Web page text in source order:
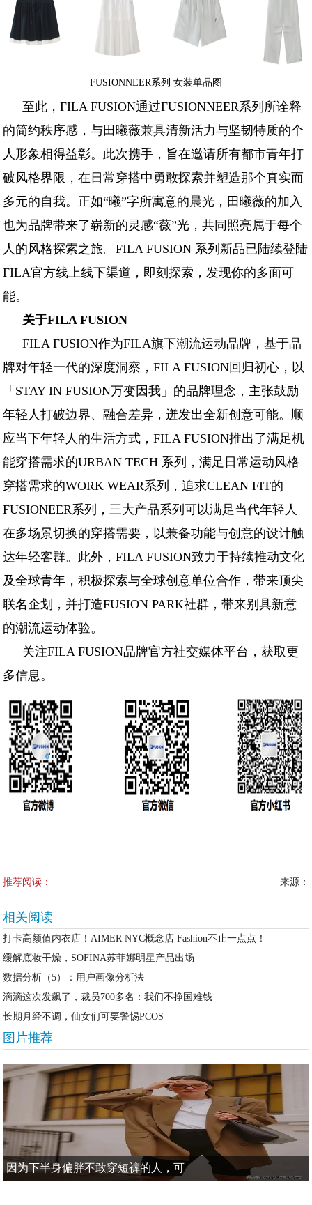
FUSIONNEER系列 女装单品图
至此，FILA FUSION通过FUSIONNEER系列所诠释
的简约秩序感，与田曦薇兼具清新活力与坚韧特质的个
人形象相得益彰。此次携手，旨在邀请所有都市青年打
破风格界限，在日常穿搭中勇敢探索并塑造那个真实而
多元的自我。正如“曦”字所寓意的晨光，田曦薇的加入
也为品牌带来了崭新的灵感“薇”光，共同照亮属于每个
人的风格探索之旅。FILA FUSION 系列新品已陆续登陆
FILA官方线上线下渠道，即刻探索，发现你的多面可
能。
关于FILA FUSION
FILA FUSION作为FILA旗下潮流运动品牌，基于品
牌对年轻一代的深度洞察，FILA FUSION回归初心，以
「STAY IN FUSION万变因我」的品牌理念，主张鼓励
年轻人打破边界、融合差异，迸发出全新创意可能。顺
应当下年轻人的生活方式，FILA FUSION推出了满足机
能穿搭需求的URBAN TECH 系列，满足日常运动风格
穿搭需求的WORK WEAR系列，追求CLEAN FIT的
FUSIONEER系列，三大产品系列可以满足当代年轻人
在多场景切换的穿搭需要，以兼备功能与创意的设计触
达年轻客群。此外，FILA FUSION致力于持续推动文化
及全球青年，积极探索与全球创意单位合作，带来顶尖
联名企划，并打造FUSION PARK社群，带来别具新意
的潮流运动体验。
关注FILA FUSION品牌官方社交媒体平台，获取更
多信息。
推荐阅读： 来源：
相关阅读
打卡高颜值内衣店！AIMER NYC概念店 Fashion不止一点点！
缓解底妆干燥，SOFINA苏菲娜明星产品出场
数据分析（5）：用户画像分析法
滴滴这次发飙了，裁员700多名：我们不挣国难钱
长期月经不调，仙女们可要警惕PCOS
图片推荐
因为下半身偏胖不敢穿短裤的人，可